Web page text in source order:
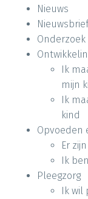
Nieuws
Nieuwsbrief
Onderzoek
Ik
mijn
Ik
kind
Opvoeden
Er
Ik
Pleegzorg
Ik wil